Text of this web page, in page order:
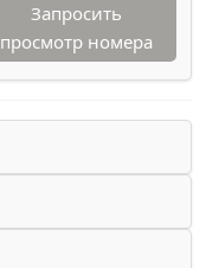
Запросить
просмотр номера